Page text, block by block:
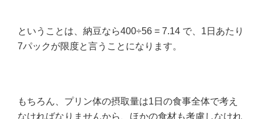
ということは、納豆なら400÷56 = 7.14 で、1日あたり
7パックが限度と言うことになります。
もちろん、プリン体の摂取量は1日の食事全体で考え
なければなりませんから、ほかの食材も考慮しなけれ